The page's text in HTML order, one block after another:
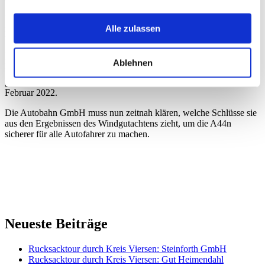
Alle zulassen
Ablehnen
Bereits jetzt wird an der A44n auf besondere Gefahrenlagen
reagiert, etwa durch Geschwindigkeitsreduzierungen bei Wind oder
Warnhinweise über die digitalen Anzeigen des Autobahnnetzes. Seit
Inbetriebnahme der rund zehn Kilometer langen Trasse haben
insgesamt sechs Starkwindereignisse zu ihrer Sperrung und zu einer
Februar 2022.
Die Autobahn GmbH muss nun zeitnah klären, welche Schlüsse sie
aus den Ergebnissen des Windgutachtens zieht, um die A44n
sicherer für alle Autofahrer zu machen.
Neueste Beiträge
Rucksacktour durch Kreis Viersen: Steinforth GmbH
Rucksacktour durch Kreis Viersen: Gut Heimendahl